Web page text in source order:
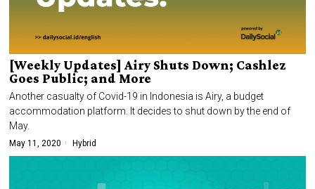
[Weekly Updates] Airy Shuts Down; Cashlez
Goes Public; and More
Another casualty of Covid-19 in Indonesia is Airy, a budget
accommodation platform. It decides to shut down by the end of
May.
May 11, 2020 Hybrid